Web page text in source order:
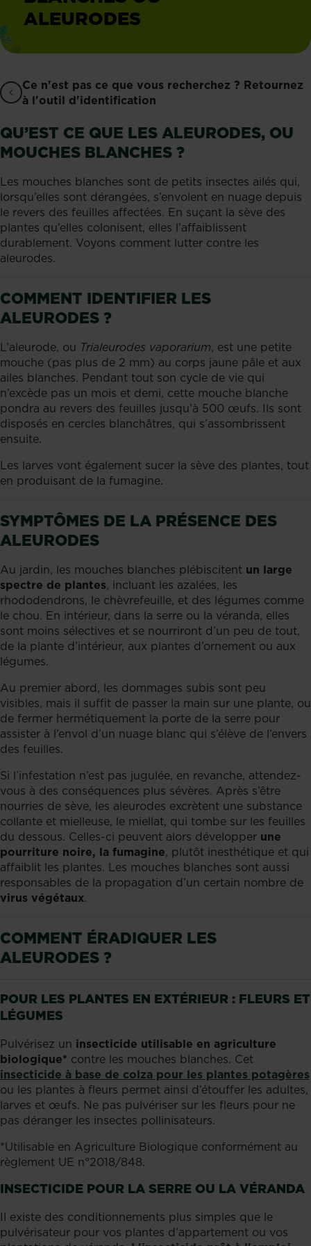
ALEURODES
Ce n'est pas ce que vous recherchez ? Retournez
à l'outil d'identification
QU’EST CE QUE LES ALEURODES, OU
MOUCHES BLANCHES ?
Les mouches blanches sont de petits insectes ailés qui,
lorsqu’elles sont dérangées, s’envolent en nuage depuis
le revers des feuilles affectées. En suçant la sève des
plantes qu’elles colonisent, elles l’affaiblissent
durablement. Voyons comment lutter contre les
aleurodes.
COMMENT IDENTIFIER LES
ALEURODES ?
L’aleurode, ou Trialeurodes vaporarium, est une petite
mouche (pas plus de 2 mm) au corps jaune pâle et aux
ailes blanches. Pendant tout son cycle de vie qui
n’excède pas un mois et demi, cette mouche blanche
pondra au revers des feuilles jusqu’à 500 œufs. Ils sont
disposés en cercles blanchâtres, qui s’assombrissent
ensuite.
Les larves vont également sucer la sève des plantes, tout
en produisant de la fumagine.
SYMPTÔMES DE LA PRÉSENCE DES
ALEURODES
Au jardin, les mouches blanches plébiscitent un large
spectre de plantes, incluant les azalées, les
rhododendrons, le chèvrefeuille, et des légumes comme
le chou. En intérieur, dans la serre ou la véranda, elles
sont moins sélectives et se nourriront d’un peu de tout,
de la plante d’intérieur, aux plantes d’ornement ou aux
légumes.
Au premier abord, les dommages subis sont peu
visibles, mais il suffit de passer la main sur une plante, ou
de fermer hermétiquement la porte de la serre pour
assister à l’envol d’un nuage blanc qui s’élève de l’envers
des feuilles.
Si l’infestation n’est pas jugulée, en revanche, attendez-
vous à des conséquences plus sévères. Après s’être
nourries de sève, les aleurodes excrètent une substance
collante et mielleuse, le miellat, qui tombe sur les feuilles
du dessous. Celles-ci peuvent alors développer une
pourriture noire, la fumagine, plutôt inesthétique et qui
affaiblit les plantes. Les mouches blanches sont aussi
responsables de la propagation d’un certain nombre de
virus végétaux.
COMMENT ÉRADIQUER LES
ALEURODES ?
POUR LES PLANTES EN EXTÉRIEUR : FLEURS ET
LÉGUMES
Pulvérisez un insecticide utilisable en agriculture
biologique* contre les mouches blanches. Cet
insecticide à base de colza pour les plantes potagères
ou les plantes à fleurs permet ainsi d’étouffer les adultes,
larves et œufs. Ne pas pulvériser sur les fleurs pour ne
pas déranger les insectes pollinisateurs.
*Utilisable en Agriculture Biologique conformément au
règlement UE n°2018/848.
INSECTICIDE POUR LA SERRE OU LA VÉRANDA
Il existe des conditionnements plus simples que le
pulvérisateur pour vos plantes d’appartement ou vos